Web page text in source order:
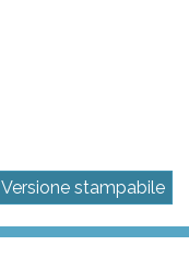
Versione stampabile